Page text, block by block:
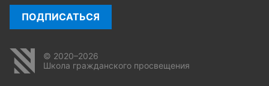
ПОДПИСАТЬСЯ
© 2020–2026
Школа гражданского просвещения